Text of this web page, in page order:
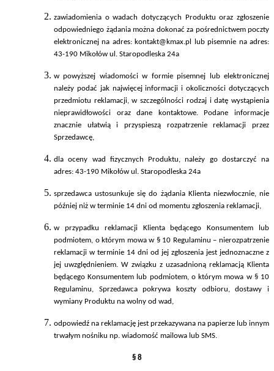
zawiadomienia o wadach dotyczących Produktu oraz zgłoszenie
odpowiedniego żądania można dokonać za pośrednictwem poczty
elektronicznej na adres: kontakt@ kmax.pl lub pisemnie na adres:
43-190 Mikołów ul. Staropodleska 24a
w powyższej wiadomości w formie pisemnej lub elektronicznej
należy podać jak najwięcej informacji i okoliczności dotyczących
przedmiotu reklamacji, w szczególności rodzaj i datę wystąpienia
nieprawidłowości oraz dane kontaktowe. Podane informacje
znacznie ułatwią i przyspieszą rozpatrzenie reklamacji przez
Sprzedawcę,
dla oceny wad fizycznych Produktu, należy go dostarczyć na
adres: 43-190 Mikołów ul. Staropodleska 24a
sprzedawca ustosunkuje się do żądania Klienta niezwłocznie, nie
później niż w terminie 14 dni od momentu zgłoszenia reklamacji,
w przypadku reklamacji Klienta będącego Konsumentem lub
podmiotem, o którym mowa w § 10 Regulaminu – nierozpatrzenie
reklamacji w terminie 14 dni od jej zgłoszenia jest jednoznaczne z
jej uwzględnieniem. W związku z uzasadnioną reklamacją Klienta
będącego Konsumentem lub podmiotem, o którym mowa w § 10
Regulaminu, Sprzedawca pokrywa koszty odbioru, dostawy i
wymiany Produktu na wolny od wad,
odpowiedź na reklamację jest przekazywana na papierze lub innym
trwałym nośniku np. wiadomość mailowa lub SMS.
§ 8